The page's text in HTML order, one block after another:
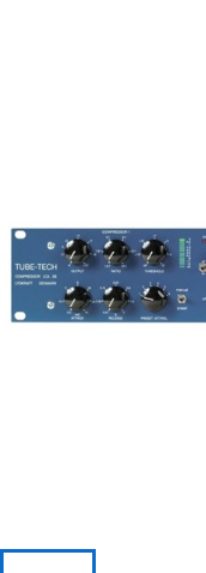
キーボード